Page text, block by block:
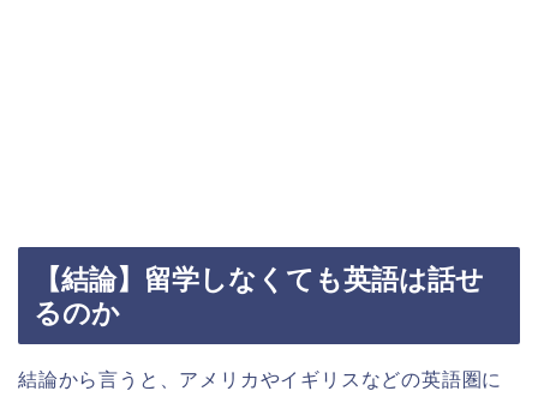
【結論】留学しなくても英語は話せ
るのか
結論から言うと、アメリカやイギリスなどの英語圏に